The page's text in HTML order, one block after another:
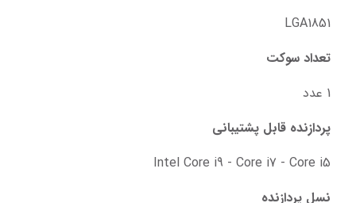
LGA1851
تعداد سوکت
1 عدد
پردازنده‌ قابل پشتیبانی
Intel Core i9 - Core i7 - Core i5
نسل پردازنده